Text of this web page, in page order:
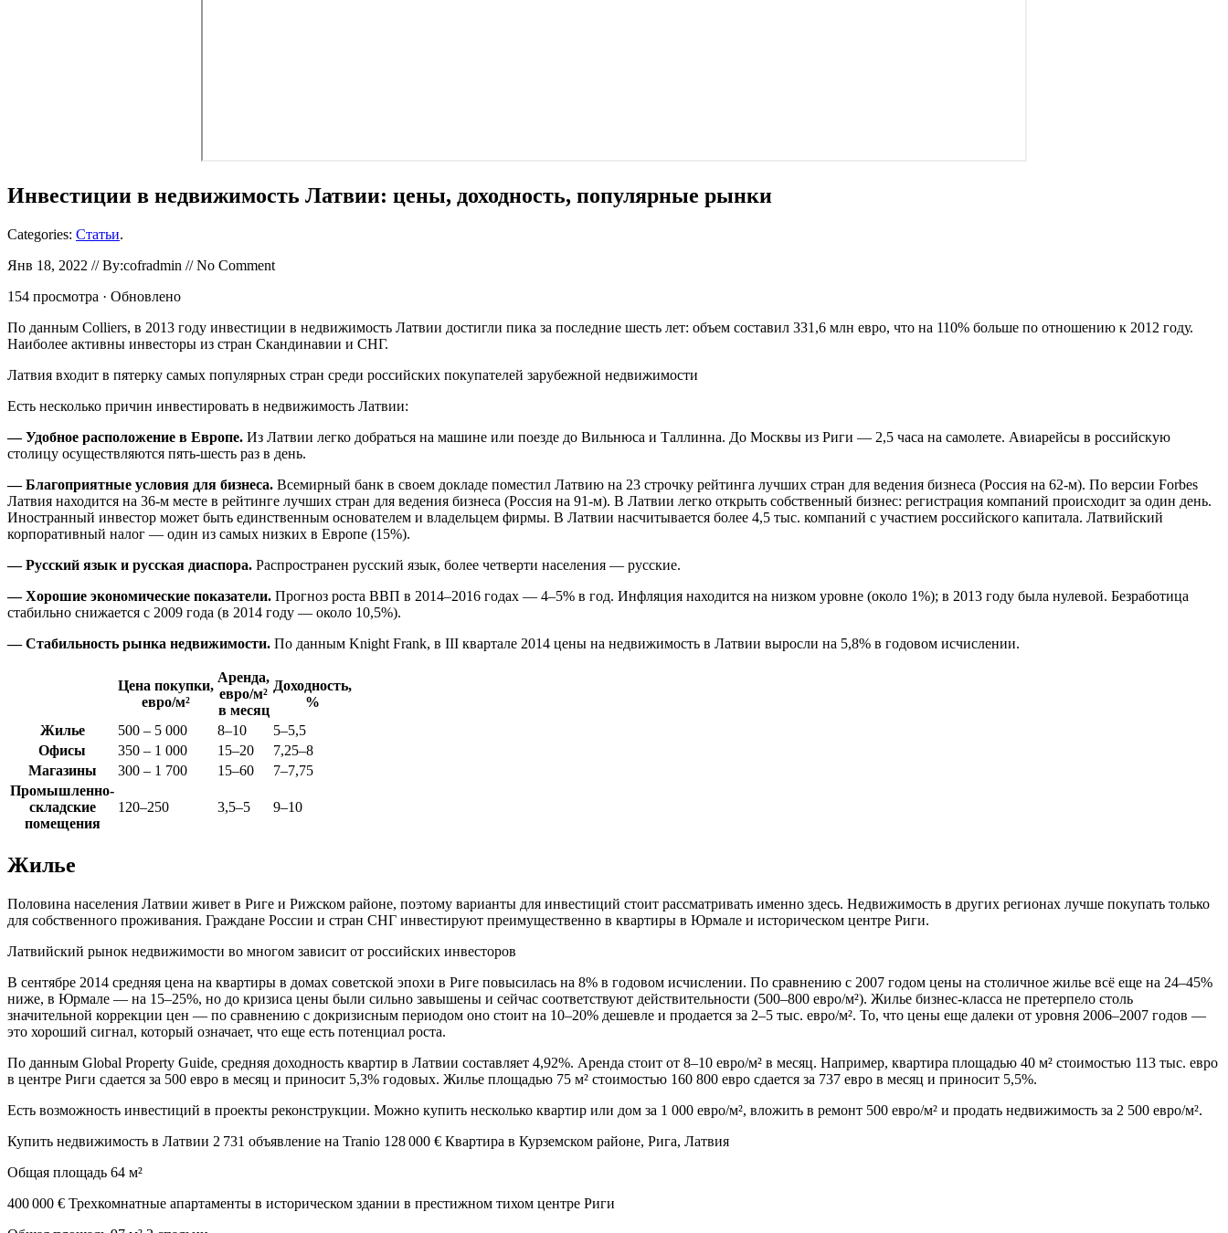
Инвестиции в недвижимость Латвии: цены, доходность, популярные рынки
Categories: Статьи.
Янв 18, 2022 // By:cofradmin // No Comment
154 просмотра · Обновлено
По данным Colliers, в 2013 году инвестиции в недвижимость Латвии достигли пика за последние шесть лет: объем составил 331,6 млн евро, что на 110% больше по отношению к 2012 году.
Наиболее активны инвесторы из стран Скандинавии и СНГ.
Латвия входит в пятерку самых популярных стран среди российских покупателей зарубежной недвижимости
Есть несколько причин инвестировать в недвижимость Латвии:
— Удобное расположение в Европе. Из Латвии легко добраться на машине или поезде до Вильнюса и Таллинна. До Москвы из Риги — 2,5 часа на самолете. Авиарейсы в российскую
столицу осуществляются пять-шесть раз в день.
— Благоприятные условия для бизнеса. Всемирный банк в своем докладе поместил Латвию на 23 строчку рейтинга лучших стран для ведения бизнеса (Россия на 62-м). По версии Forbes
Латвия находится на 36-м месте в рейтинге лучших стран для ведения бизнеса (Россия на 91-м). В Латвии легко открыть собственный бизнес: регистрация компаний происходит за один день.
Иностранный инвестор может быть единственным основателем и владельцем фирмы. В Латвии насчитывается более 4,5 тыс. компаний с участием российского капитала. Латвийский
корпоративный налог — один из самых низких в Европе (15%).
— Русский язык и русская диаспора. Распространен русский язык, более четверти населения — русские.
— Хорошие экономические показатели. Прогноз роста ВВП в 2014–2016 годах — 4–5% в год. Инфляция находится на низком уровне (около 1%); в 2013 году была нулевой. Безработица
стабильно снижается с 2009 года (в 2014 году — около 10,5%).
— Стабильность рынка недвижимости. По данным Knight Frank, в III квартале 2014 цены на недвижимость в Латвии выросли на 5,8% в годовом исчислении.
Цена покупки,
евро/м²
Аренда,
евро/м²
в месяц
Доходность,
%
Жилье
500 – 5 000 8–10
5–5,5
Офисы
350 – 1 000 15–20
7,25–8
Магазины
300 – 1 700 15–60
7–7,75
Промышленно-
складские
помещения
120–250 3,5–5 9–10
Жилье
Половина населения Латвии живет в Риге и Рижском районе, поэтому варианты для инвестиций стоит рассматривать именно здесь. Недвижимость в других регионах лучше покупать только
для собственного проживания. Граждане России и стран СНГ инвестируют преимущественно в квартиры в Юрмале и историческом центре Риги.
Латвийский рынок недвижимости во многом зависит от российских инвесторов
В сентябре 2014 средняя цена на квартиры в домах советской эпохи в Риге повысилась на 8% в годовом исчислении. По сравнению с 2007 годом цены на столичное жилье всё еще на 24–45%
ниже, в Юрмале — на 15–25%, но до кризиса цены были сильно завышены и сейчас соответствуют действительности (500–800 евро/м²). Жилье бизнес-класса не претерпело столь
значительной коррекции цен — по сравнению с докризисным периодом оно стоит на 10–20% дешевле и продается за 2–5 тыс. евро/м². То, что цены еще далеки от уровня 2006–2007 годов —
это хороший сигнал, который означает, что еще есть потенциал роста.
По данным Global Property Guide, средняя доходность квартир в Латвии составляет 4,92%. Аренда стоит от 8–10 евро/м² в месяц. Например, квартира площадью 40 м² стоимостью 113 тыс. евро
в центре Риги сдается за 500 евро в месяц и приносит 5,3% годовых. Жилье площадью 75 м² стоимостью 160 800 евро сдается за 737 евро в месяц и приносит 5,5%.
Есть возможность инвестиций в проекты реконструкции. Можно купить несколько квартир или дом за 1 000 евро/м², вложить в ремонт 500 евро/м² и продать недвижимость за 2 500 евро/м².
Купить недвижимость в Латвии 2 731 объявление на Tranio 128 000 € Квартира в Курземском районе, Рига, Латвия
Общая площадь 64 м²
400 000 € Трехкомнатные апартаменты в историческом здании в престижном тихом центре Риги